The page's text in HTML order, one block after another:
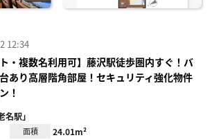
12:34
・複数名利用可】藤沢駅徒歩圏内すぐ！バ
あり高層階角部屋！セキュリティ強化物件
！
名駅」
面積 24.01m²